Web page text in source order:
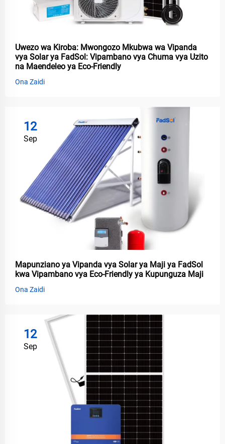
Uwezo wa Kiroba: Mwongozo Mkubwa wa Vipanda
vya Solar ya FadSol: Vipambano vya Chuma vya Uzito
na Maendeleo ya Eco-Friendly
Ona Zaidi
12
Sep
Mapunziano ya Vipanda vya Solar ya Maji ya FadSol
kwa Vipambano vya Eco-Friendly ya Kupunguza Maji
Ona Zaidi
12
Sep